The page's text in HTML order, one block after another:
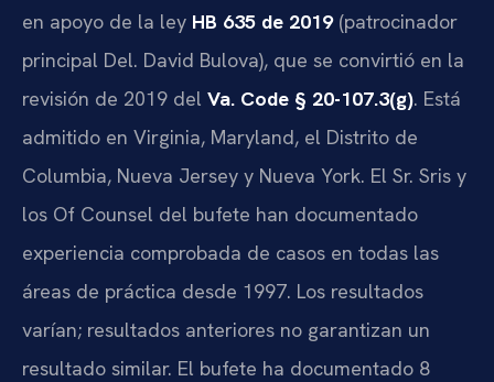
en apoyo de la ley HB 635 de 2019(patrocinador
principal Del. David Bulova), que se convirtió en la
revisión de 2019 del Va. Code § 20-107.3(g). Está
admitido en Virginia, Maryland, el Distrito de
Columbia, Nueva Jersey y Nueva York. El Sr. Sris y
los Of Counsel del bufete han documentado
experiencia comprobada de casos en todas las
áreas de práctica desde 1997. Los resultados
varían; resultados anteriores no garantizan un
resultado similar. El bufete ha documentado 8